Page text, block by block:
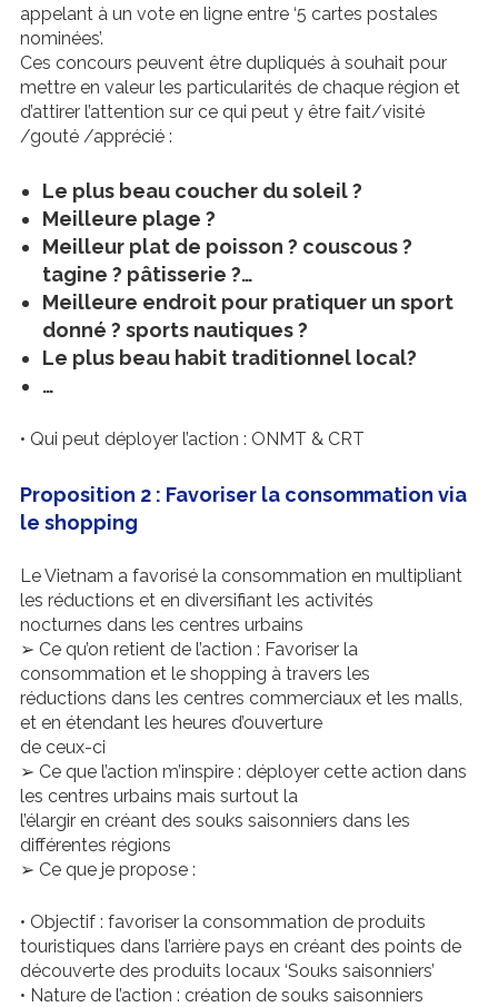
appelant à un vote en ligne entre ‘5 cartes postales
nominées’.
Ces concours peuvent être dupliqués à souhait pour
mettre en valeur les particularités de chaque région et
d’attirer l’attention sur ce qui peut y être fait/visité
/gouté /apprécié :
Le plus beau coucher du soleil ?
Meilleure plage ?
Meilleur plat de poisson ? couscous ?
tagine ? pâtisserie ?…
Meilleure endroit pour pratiquer un sport
donné ? sports nautiques ?
Le plus beau habit traditionnel local?
…
• Qui peut déployer l’action : ONMT & CRT
Proposition 2 : Favoriser la consommation via
le shopping
Le Vietnam a favorisé la consommation en multipliant
les réductions et en diversifiant les activités
nocturnes dans les centres urbains
➢ Ce qu’on retient de l’action : Favoriser la
consommation et le shopping à travers les
réductions dans les centres commerciaux et les malls,
et en étendant les heures d’ouverture
de ceux-ci
➢ Ce que l’action m’inspire : déployer cette action dans
les centres urbains mais surtout la
l’élargir en créant des souks saisonniers dans les
différentes régions
➢ Ce que je propose :
• Objectif : favoriser la consommation de produits
touristiques dans l’arrière pays en créant des points de
découverte des produits locaux ‘Souks saisonniers’
• Nature de l’action : création de souks saisonniers